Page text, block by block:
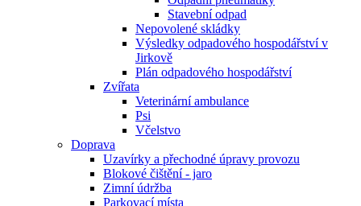
Stavební odpad
Nepovolené skládky
Výsledky odpadového hospodářství v
Jirkově
Plán odpadového hospodářství
Zvířata
Veterinární ambulance
Psi
Včelstvo
Doprava
Uzavírky a přechodné úpravy provozu
Blokové čištění - jaro
Zimní údržba
Parkovací místa